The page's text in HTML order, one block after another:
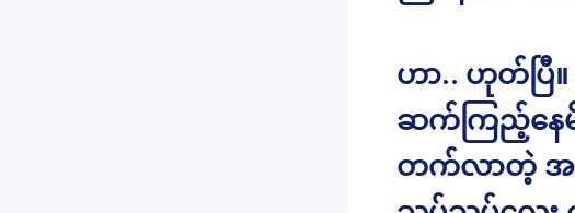
ဟာ.. ဟုတ်ပြီ
ဆက်ကြည့်နေ
တက်လာတဲ့ အ